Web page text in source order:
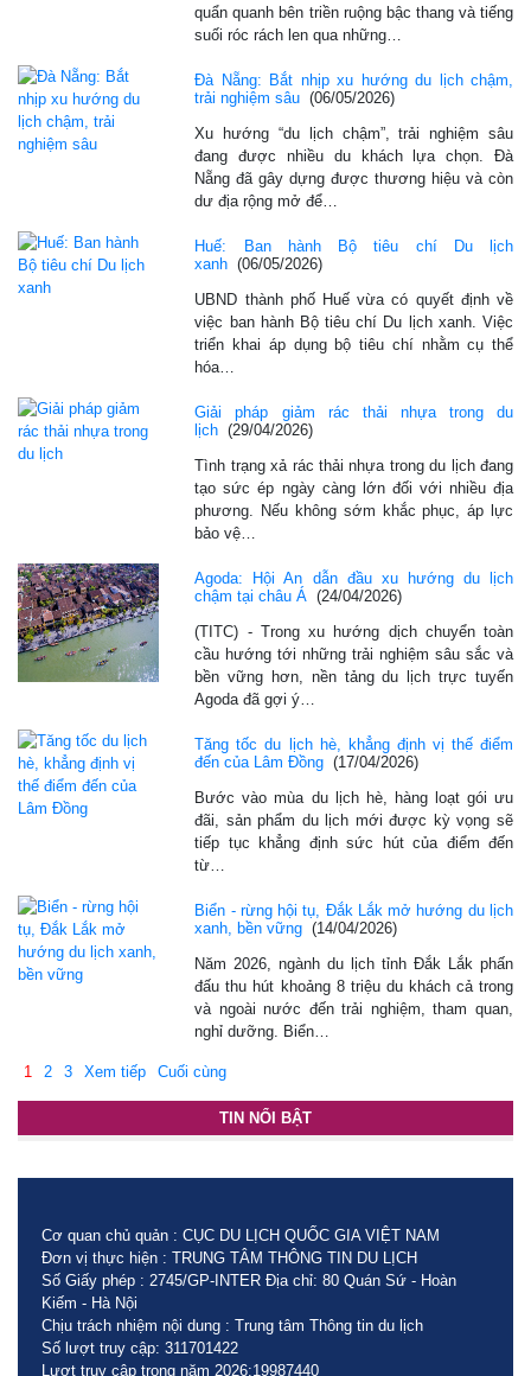
quẩn quanh bên triền ruộng bậc thang và tiếng
suối róc rách len qua những…
Đà Nẵng: Bắt nhịp xu hướng du lịch chậm,
trải nghiệm sâu (06/05/2026)
Xu hướng “du lịch chậm”, trải nghiệm sâu
đang được nhiều du khách lựa chọn. Đà
Nẵng đã gây dựng được thương hiệu và còn
dư địa rộng mở để…
Huế: Ban hành Bộ tiêu chí Du lịch
xanh (06/05/2026)
UBND thành phố Huế vừa có quyết định về
việc ban hành Bộ tiêu chí Du lịch xanh. Việc
triển khai áp dụng bộ tiêu chí nhằm cụ thể
hóa…
Giải pháp giảm rác thải nhựa trong du
lịch (29/04/2026)
Tình trạng xả rác thải nhựa trong du lịch đang
tạo sức ép ngày càng lớn đối với nhiều địa
phương. Nếu không sớm khắc phục, áp lực
bảo vệ…
Agoda: Hội An dẫn đầu xu hướng du lịch
chậm tại châu Á (24/04/2026)
(TITC) - Trong xu hướng dịch chuyển toàn
cầu hướng tới những trải nghiệm sâu sắc và
bền vững hơn, nền tảng du lịch trực tuyến
Agoda đã gợi ý…
Tăng tốc du lịch hè, khẳng định vị thế điểm
đến của Lâm Đồng (17/04/2026)
Bước vào mùa du lịch hè, hàng loạt gói ưu
đãi, sản phẩm du lịch mới được kỳ vọng sẽ
tiếp tục khẳng định sức hút của điểm đến
từ…
Biển - rừng hội tụ, Đắk Lắk mở hướng du lịch
xanh, bền vững (14/04/2026)
Năm 2026, ngành du lịch tỉnh Đắk Lắk phấn
đấu thu hút khoảng 8 triệu du khách cả trong
và ngoài nước đến trải nghiệm, tham quan,
nghỉ dưỡng. Biển…
1 2 3 Xem tiếp Cuối cùng
TIN NỔI BẬT
Cơ quan chủ quản : CỤC DU LỊCH QUỐC GIA VIỆT NAM
Đơn vị thực hiện : TRUNG TÂM THÔNG TIN DU LỊCH
Số Giấy phép : 2745/GP-INTER Địa chỉ: 80 Quán Sứ - Hoàn
Kiếm - Hà Nội
Chịu trách nhiệm nội dung : Trung tâm Thông tin du lịch
Số lượt truy cập: 311701422
Lượt truy cập trong năm 2026:19987440